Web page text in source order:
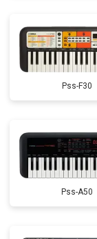
Pss-F30
Pss-A50